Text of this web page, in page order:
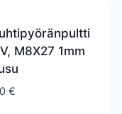
M8X27 1mm
€